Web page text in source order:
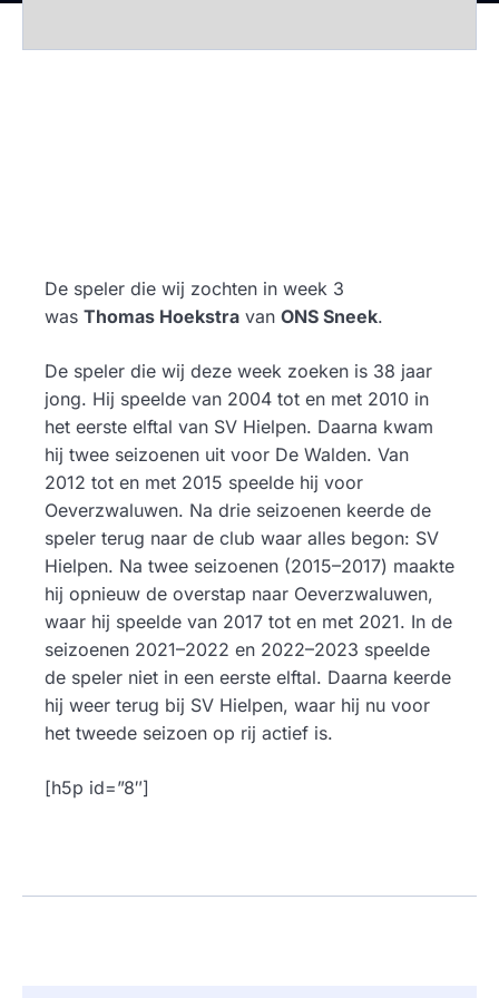
De speler die wij zochten in week 3
was Thomas Hoekstra van ONS Sneek.
De speler die wij deze week zoeken is 38 jaar
jong. Hij speelde van 2004 tot en met 2010 in
het eerste elftal van SV Hielpen. Daarna kwam
hij twee seizoenen uit voor De Walden. Van
2012 tot en met 2015 speelde hij voor
Oeverzwaluwen. Na drie seizoenen keerde de
speler terug naar de club waar alles begon: SV
Hielpen. Na twee seizoenen (2015–2017) maakte
hij opnieuw de overstap naar Oeverzwaluwen,
waar hij speelde van 2017 tot en met 2021. In de
seizoenen 2021–2022 en 2022–2023 speelde
de speler niet in een eerste elftal. Daarna keerde
hij weer terug bij SV Hielpen, waar hij nu voor
het tweede seizoen op rij actief is.
[h5p id=”8″]